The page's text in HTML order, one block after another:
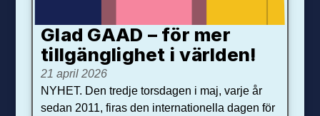
Glad GAAD – för mer
tillgänglighet i världen!
21 april 2026
NYHET. Den tredje torsdagen i maj, varje år
sedan 2011, firas den internationella dagen för